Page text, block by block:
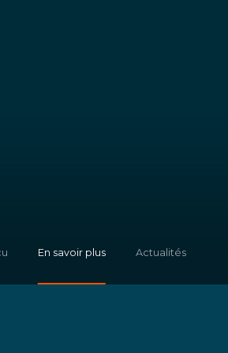
En savoir plus Actualités